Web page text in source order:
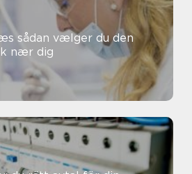
den
nær dig